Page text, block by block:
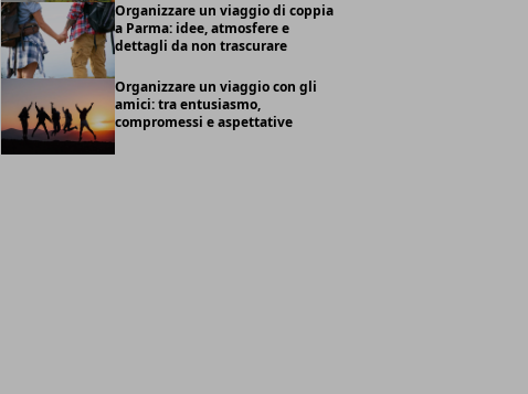
Organizzare un viaggio di coppia
a Parma: idee, atmosfere e
dettagli da non trascurare
Organizzare un viaggio con gli
amici: tra entusiasmo,
compromessi e aspettative